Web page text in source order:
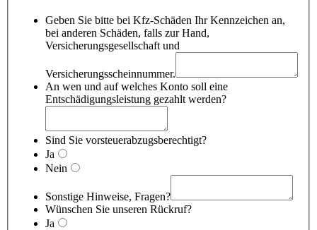
Geben Sie bitte bei Kfz-Schäden Ihr Kennzeichen an,
bei anderen Schäden, falls zur Hand,
Versicherungsgesellschaft und
Versicherungsscheinnummer.
An wen und auf welches Konto soll eine
Entschädigungsleistung gezahlt werden?
Sind Sie vorsteuerabzugsberechtigt?
Ja
Nein
Sonstige Hinweise, Fragen?
Wünschen Sie unseren Rückruf?
Ja